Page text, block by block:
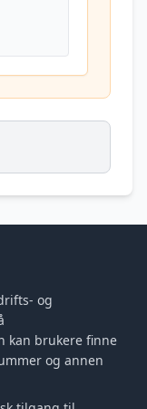
og
kan brukere finne
og annen